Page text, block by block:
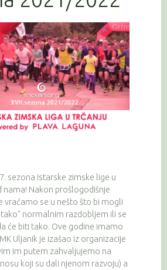
sezona Istarske zimske lige u
nama! Nakon prošlogodišnje
vraćamo se u nešto što bi mogli
normalnim razdobljem ili se
će biti tako. Ove godine imamo
Uljanik je izašao iz organizacije
im putem zahvaljujemo na
koji su dali njenom razvoju) a